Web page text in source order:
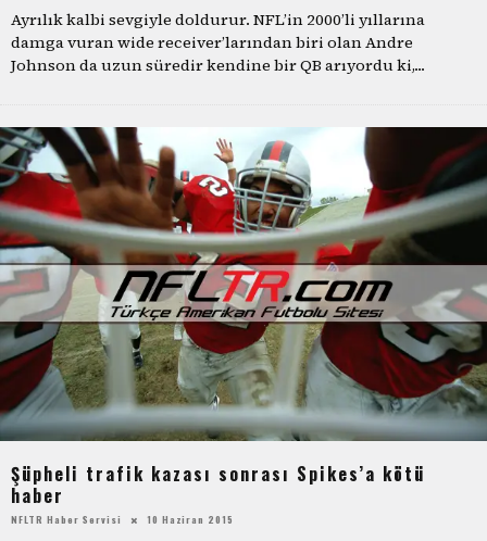
Ayrılık kalbi sevgiyle doldurur. NFL’in 2000’li yıllarına
damga vuran wide receiver’larından biri olan Andre
Johnson da uzun süredir kendine bir QB arıyordu ki,...
Şüpheli trafik kazası sonrası Spikes’a kötü
haber
NFLTR Haber Servisi 10 Haziran 2015